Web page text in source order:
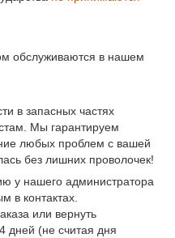
обслуживаются в нашем
в запасных частях
Мы гарантируем
любых проблем с вашей
без лишних проволочек!
у нашего администратора
в контактах.
или вернуть
дней (не считая дня